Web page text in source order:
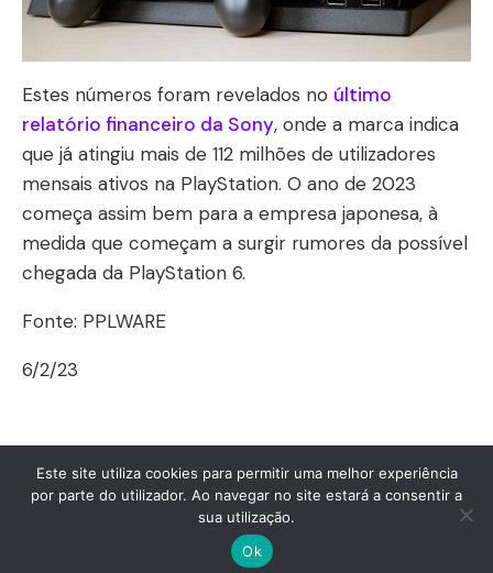
Estes números foram revelados no último
relatório financeiro da Sony, onde a marca indica
que já atingiu mais de 112 milhões de utilizadores
mensais ativos na PlayStation. O ano de 2023
começa assim bem para a empresa japonesa, à
medida que começam a surgir rumores da possível
chegada da PlayStation 6.
Fonte: PPLWARE
6/2/23
© 2026 Fábio Fontes. Created with
WordPress and
Este site utiliza cookies para permitir uma melhor experiência
por parte do utilizador. Ao navegar no site estará a consentir a
sua utilização.
Ok